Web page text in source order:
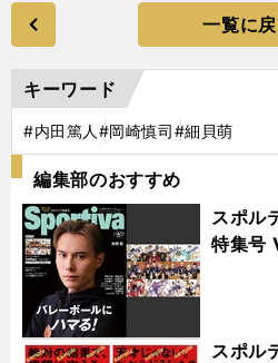
一覧に
キーワード
#内田篤人 #岡崎慎司#細貝萌
編集部のおすすめ
スポル
特集
スポ